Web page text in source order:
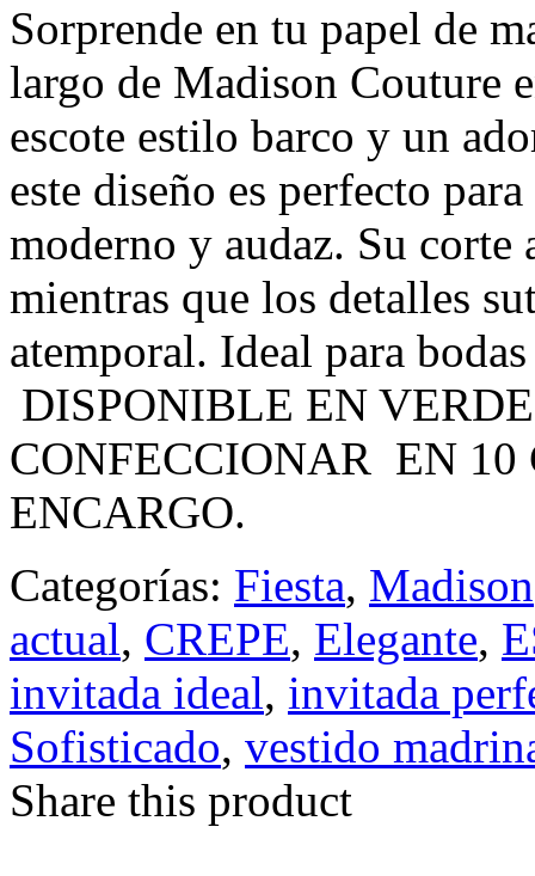
Sorprende en tu papel de
largo de Madison Couture
escote estilo barco y un
este diseño es perfecto
moderno y audaz. Su corte
mientras que los detalles
atemporal. Ideal para
DISPONIBLE EN
CONFECCIONAR EN 10
ENCARGO.
Categorías: Fiesta, Madison
actual, CREPE, Elegante,
invitada ideal, invitada
Sofisticado, vestido
Share this product